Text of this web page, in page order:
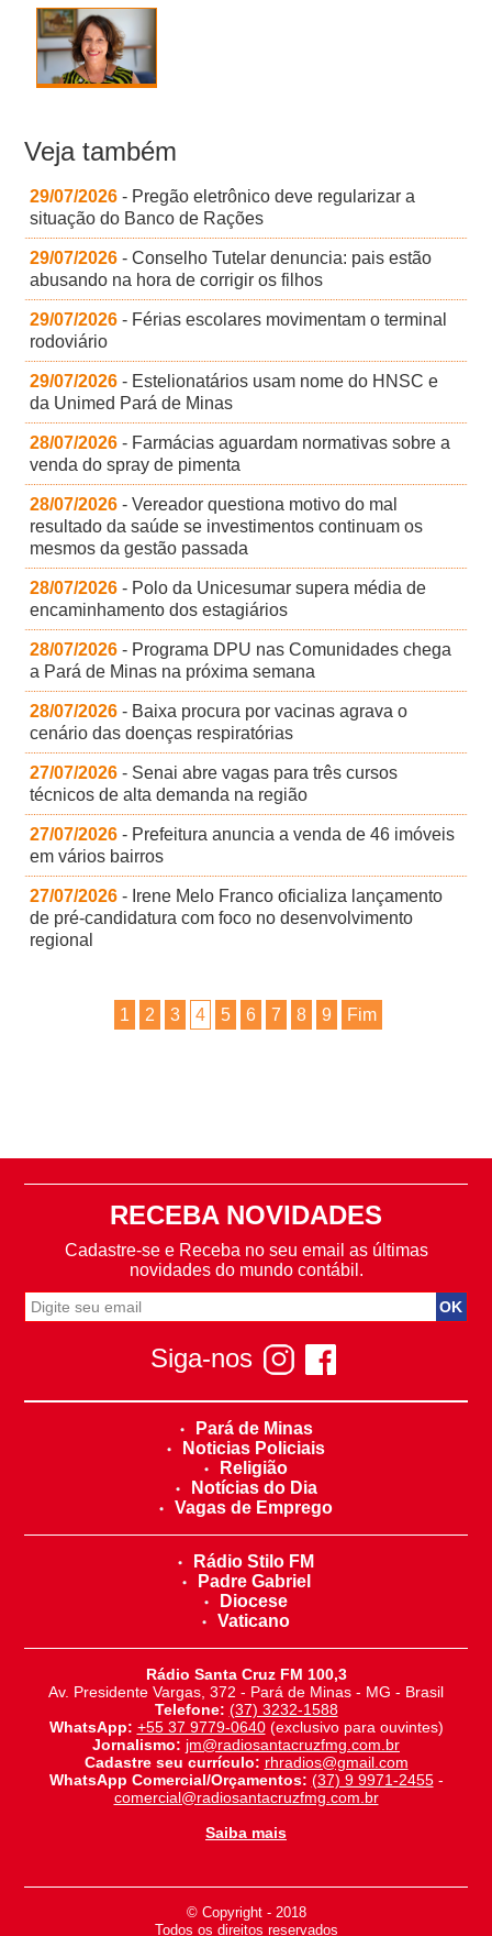
Veja também
29/07/2026 - Pregão eletrônico deve regularizar a
situação do Banco de Rações
29/07/2026 - Conselho Tutelar denuncia: pais estão
abusando na hora de corrigir os filhos
29/07/2026 - Férias escolares movimentam o terminal
rodoviário
29/07/2026 - Estelionatários usam nome do HNSC e
da Unimed Pará de Minas
28/07/2026 - Farmácias aguardam normativas sobre a
venda do spray de pimenta
28/07/2026 - Vereador questiona motivo do mal
resultado da saúde se investimentos continuam os
mesmos da gestão passada
28/07/2026 - Polo da Unicesumar supera média de
encaminhamento dos estagiários
28/07/2026 - Programa DPU nas Comunidades chega
a Pará de Minas na próxima semana
28/07/2026 - Baixa procura por vacinas agrava o
cenário das doenças respiratórias
27/07/2026 - Senai abre vagas para três cursos
técnicos de alta demanda na região
27/07/2026 - Prefeitura anuncia a venda de 46 imóveis
em vários bairros
27/07/2026 - Irene Melo Franco oficializa lançamento
de pré-candidatura com foco no desenvolvimento
regional
1 2 3 4 5 6 7 8 9 Fim
RECEBA NOVIDADES
Cadastre-se e Receba no seu email as últimas
novidades do mundo contábil.
Siga-nos
Pará de Minas
Noticias Policiais
Religião
Notícias do Dia
Vagas de Emprego
Rádio Stilo FM
Padre Gabriel
Diocese
Vaticano
Rádio Santa Cruz FM 100,3
Av. Presidente Vargas, 372 - Pará de Minas - MG - Brasil
Telefone: (37) 3232-1588
WhatsApp: +55 37 9779-0640(exclusivo para ouvintes)
Jornalismo: jm@radiosantacruzfmg.com.br
Cadastre seu currículo: rhradios@gmail.com
WhatsApp Comercial/Orçamentos: (37) 9 9971-2455-
comercial@radiosantacruzfmg.com.br
Saiba mais
© Copyright - 2018
-
Todos os direitos reservados